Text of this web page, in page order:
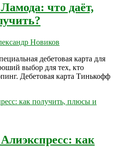
что даёт,
Новиков
дебетовая карта для
выбор для тех, кто
Дебетовая карта Тинькофф
как